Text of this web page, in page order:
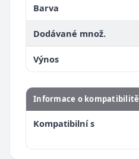
Barva
Dodávané množ.
Výnos
Informace o kompatibilitě
Kompatibilní s